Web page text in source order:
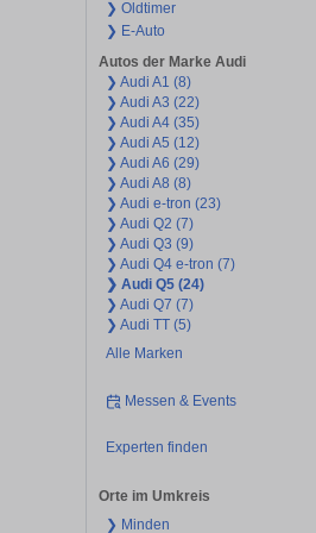
❯ Oldtimer
❯ E-Auto
Autos der Marke Audi
❯ Audi A1 (8)
❯ Audi A3 (22)
❯ Audi A4 (35)
❯ Audi A5 (12)
❯ Audi A6 (29)
❯ Audi A8 (8)
❯ Audi e-tron (23)
❯ Audi Q2 (7)
❯ Audi Q3 (9)
❯ Audi Q4 e-tron (7)
❯ Audi Q5 (24)
❯ Audi Q7 (7)
❯ Audi TT (5)
Alle Marken
Messen & Events
Experten finden
Orte im Umkreis
❯ Minden